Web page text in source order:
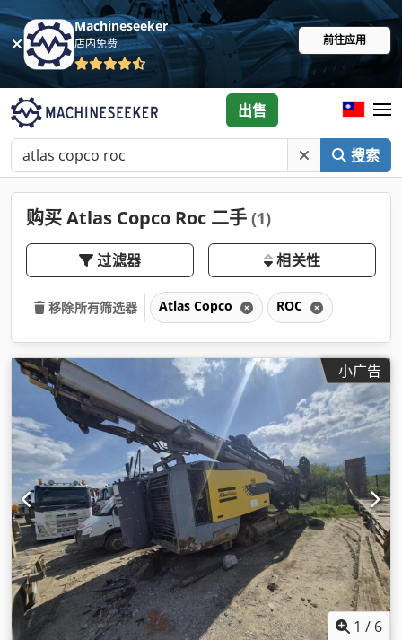
Machineseeker
店内免费 前往应用
搜索
出售
购买 Atlas Copco Roc 二手 (1)
过滤器 相关性
移除所有筛选器 Atlas Copco ROC
小广告
1 / 6